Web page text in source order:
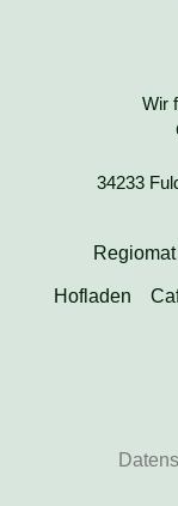
Wir
34233
Regiomat
Hofladen